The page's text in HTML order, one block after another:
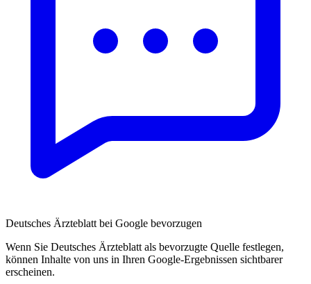
Deutsches Ärzteblatt bei Google bevorzugen
Wenn Sie Deutsches Ärzteblatt als bevorzugte Quelle festlegen,
können Inhalte von uns in Ihren Google-Ergebnissen sichtbarer
erscheinen.